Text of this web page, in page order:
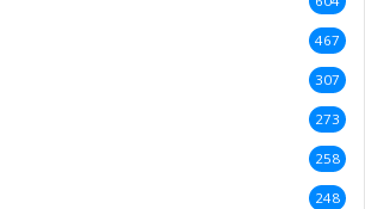
467
307
273
258
248